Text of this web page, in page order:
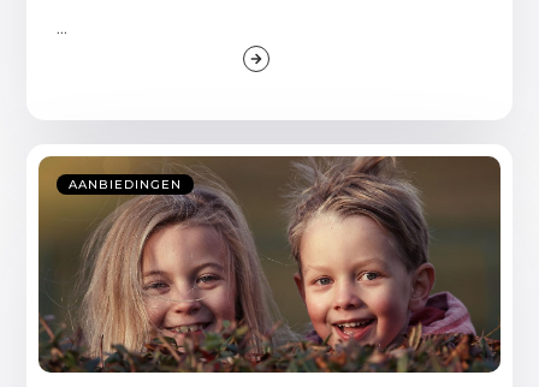
...
AANBIEDINGEN